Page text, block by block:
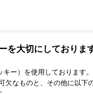
を大切にしておりま
ー）を使用しております。
欠なものと、その他に以下